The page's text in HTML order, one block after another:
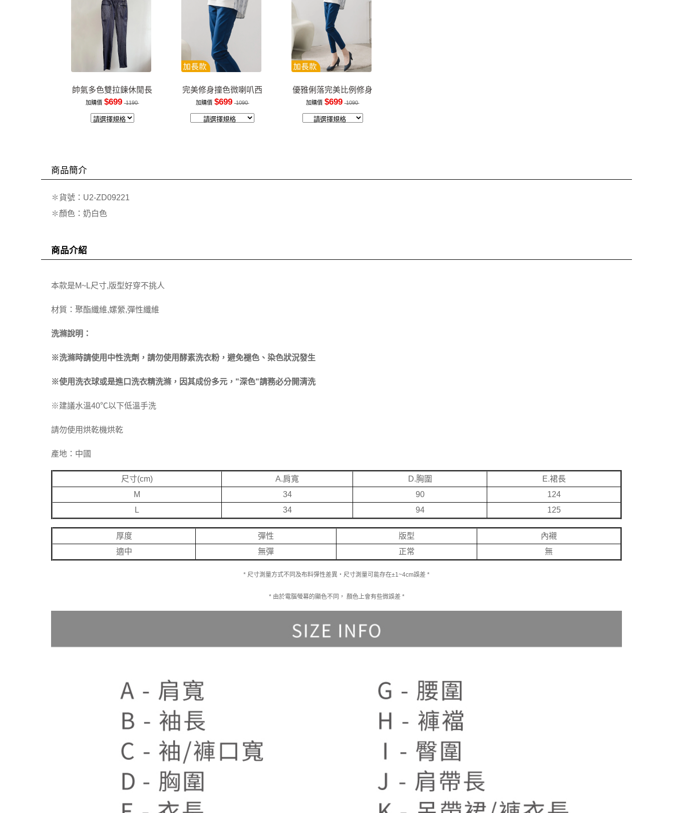
帥氣多色雙拉鍊休閒長
褲
加購價 $699 1190
完美修身撞色微喇叭西
裝褲
加購價 $699 1090
優雅俐落完美比例修身
長褲
加購價 $699 1090
商品簡介
✽貨號：U2-ZD09221
✽顏色：奶白色
商品介紹
本款是M~L尺寸,版型好穿不挑人
材質：聚酯纖維,嫘縈,彈性纖維
洗滌說明：
※洗滌時請使用中性洗劑，請勿使用酵素洗衣粉，避免褪色、染色狀況發生
※使用洗衣球或是進口洗衣精洗滌，因其成份多元，"深色"請務必分開清洗
※建議水溫40℃以下低溫手洗
請勿使用烘乾機烘乾
產地：中國
尺寸(cm) A.肩寬 D.胸圍
E.裙長
M
34 90
124
L
34 94 125
厚度 彈性 版型
內襯
適中
無彈 正常 無
* 尺寸測量方式不同及布料彈性差異‧尺寸測量可能存在±1~4cm誤差 *
* 由於電腦螢幕的顯色不同， 顏色上會有些微誤差 *